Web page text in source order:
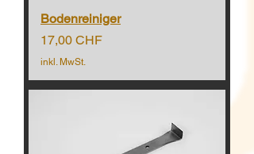
Bodenreiniger
Preis
17,00 CHF
inkl. MwSt.